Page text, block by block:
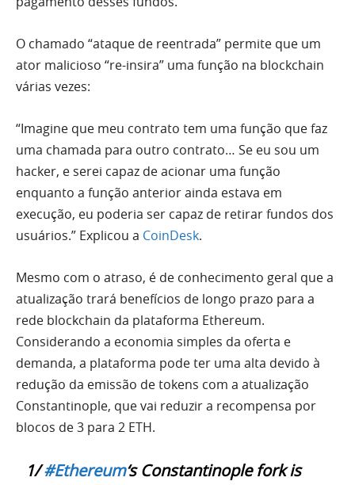
O chamado “ataque de reentrada” permite que um
ator malicioso “re-insira” uma função na blockchain
várias vezes:
“Imagine que meu contrato tem uma função que faz
uma chamada para outro contrato… Se eu sou um
hacker, e serei capaz de acionar uma função
enquanto a função anterior ainda estava em
execução, eu poderia ser capaz de retirar fundos dos
usuários.” Explicou a CoinDesk.
Mesmo com o atraso, é de conhecimento geral que a
atualização trará benefícios de longo prazo para a
rede blockchain da plataforma Ethereum.
Considerando a economia simples da oferta e
demanda, a plataforma pode ter uma alta devido à
redução da emissão de tokens com a atualização
Constantinople, que vai reduzir a recompensa por
blocos de 3 para 2 ETH.
1/#Ethereum‘s Constantinople fork is